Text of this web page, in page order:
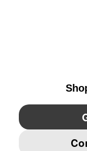
YouTube Twitter